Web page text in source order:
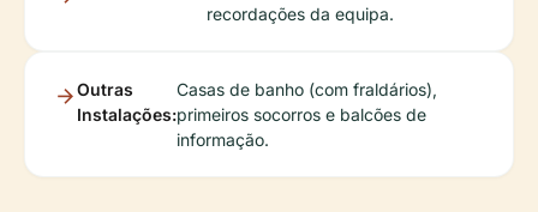
recordações da equipa.
Outras
Instalações:
Casas de banho (com fraldários),
primeiros socorros e balcões de
informação.